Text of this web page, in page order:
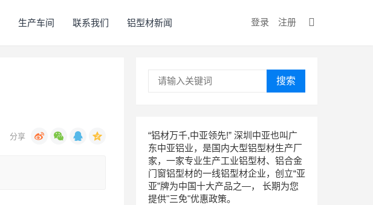
生产车间 联系我们 铝型材新闻 登录 注册
搜索
“铝材万千,中亚领先!” 深圳中亚也叫广
东中亚铝业，是国内大型铝型材生产厂
家，一家专业生产工业铝型材、铝合金
门窗铝型材的一线铝型材企业，创立“亚
亚”牌为中国十大产品之—， 长期为您
提供"三免"优惠政策。